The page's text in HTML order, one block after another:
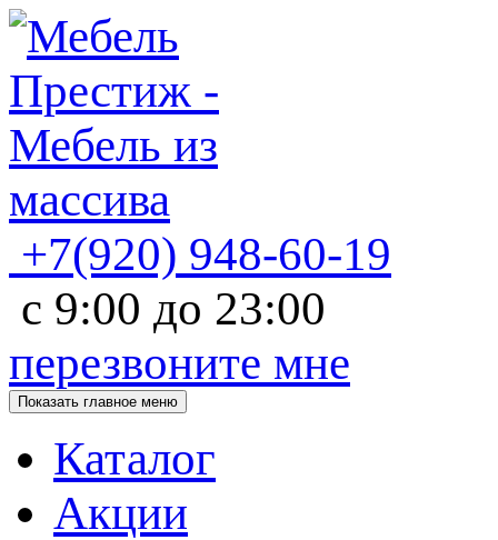
+7(920) 948-60-19
с 9:00 до 23:00
перезвоните мне
Показать главное меню
Каталог
Акции